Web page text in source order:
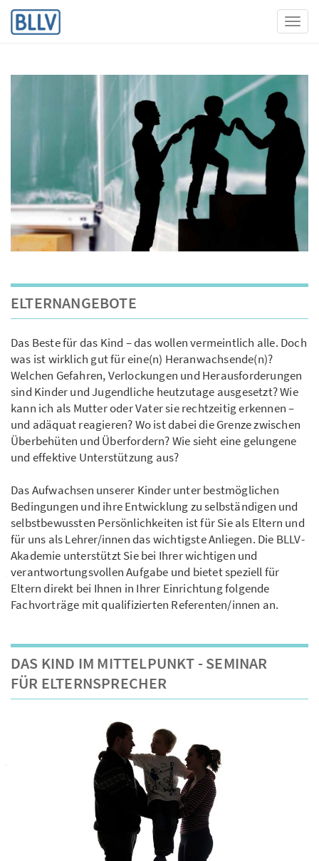
ELTERNANGEBOTE
Das Beste für das Kind – das wollen vermeintlich alle. Doch
was ist wirklich gut für eine(n) Heranwachsende(n)?
Welchen Gefahren, Verlockungen und Herausforderungen
sind Kinder und Jugendliche heutzutage ausgesetzt? Wie
kann ich als Mutter oder Vater sie rechtzeitig erkennen –
und adäquat reagieren? Wo ist dabei die Grenze zwischen
Überbehüten und Überfordern? Wie sieht eine gelungene
und effektive Unterstützung aus?
Das Aufwachsen unserer Kinder unter bestmöglichen
Bedingungen und ihre Entwicklung zu selbständigen und
selbstbewussten Persönlichkeiten ist für Sie als Eltern und
für uns als Lehrer/innen das wichtigste Anliegen. Die BLLV-
Akademie unterstützt Sie bei Ihrer wichtigen und
verantwortungsvollen Aufgabe und bietet speziell für
Eltern direkt bei Ihnen in Ihrer Einrichtung folgende
Fachvorträge mit qualifizierten Referenten/innen an.
DAS KIND IM MITTELPUNKT - SEMINAR
FÜR ELTERNSPRECHER